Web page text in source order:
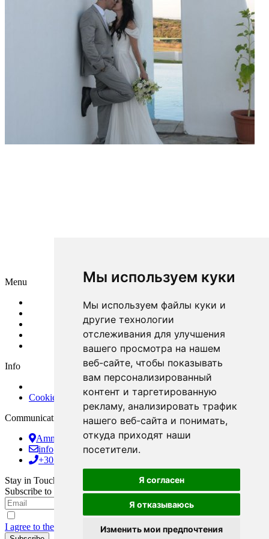
Мы используем куки
Мы используем файлы куки и
другие технологии
отслеживания для улучшения
вашего просмотра на нашем
веб-сайте, чтобы показывать
вам персонализированный
контент и таргетированную
рекламу, анализировать трафик
нашего веб-сайта и понимать,
откуда приходят наши
посетители.
Я согласен
Я отказываюсь
Изменить мои предпочтения
Menu
Info
Cookies preferences
Communication
Ammochostou 12, Rodos, 851 00
info@amazingweddingsrhodes.com
+30 694 143 6438
Stay in Touch
Subscribe to our newsletter and get exclusive offers!
Email
I agree to the Terms of Use